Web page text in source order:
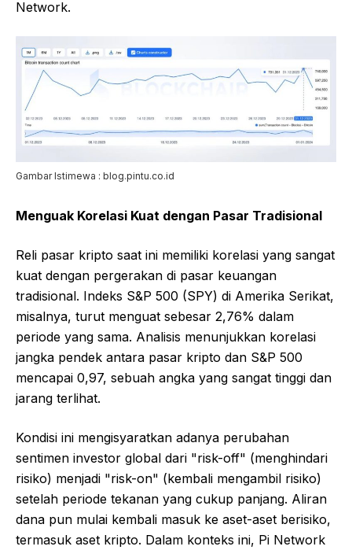
Network.
Gambar Istimewa : blog.pintu.co.id
Menguak Korelasi Kuat dengan Pasar Tradisional
Reli pasar kripto saat ini memiliki korelasi yang sangat
kuat dengan pergerakan di pasar keuangan
tradisional. Indeks S&P 500 (SPY) di Amerika Serikat,
misalnya, turut menguat sebesar 2,76% dalam
periode yang sama. Analisis menunjukkan korelasi
jangka pendek antara pasar kripto dan S&P 500
mencapai 0,97, sebuah angka yang sangat tinggi dan
jarang terlihat.
Kondisi ini mengisyaratkan adanya perubahan
sentimen investor global dari "risk-off" (menghindari
risiko) menjadi "risk-on" (kembali mengambil risiko)
setelah periode tekanan yang cukup panjang. Aliran
dana pun mulai kembali masuk ke aset-aset berisiko,
termasuk aset kripto. Dalam konteks ini, Pi Network